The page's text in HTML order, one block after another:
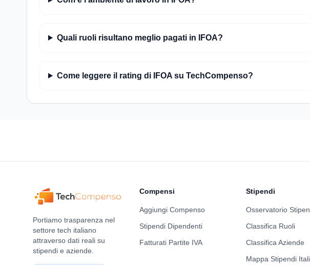
Quali ruoli risultano meglio pagati in IFOA?
Come leggere il rating di IFOA su TechCompenso?
Portiamo trasparenza nel
settore tech italiano
attraverso dati reali su
stipendi e aziende.
Compensi
Aggiungi Compenso
Stipendi Dipendenti
Fatturati Partite IVA
Stipendi
Osservatorio
Classifica Ruoli
Classifica Aziende
Mappa Stipendi